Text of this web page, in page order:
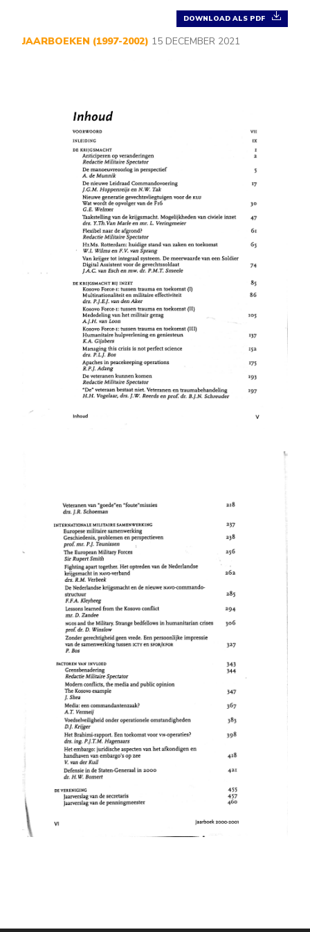
DOWNLOAD ALS PDF
JAARBOEKEN (1997-2002) 15 DECEMBER 2021